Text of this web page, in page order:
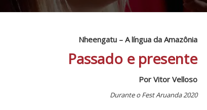
Nheengatu – A língua da Amazônia
Passado e presente
Por Vitor Velloso
Durante o Fest Aruanda 2020